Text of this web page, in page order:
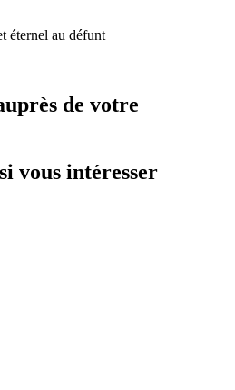
éternel au défunt
de votre
vous intéresser